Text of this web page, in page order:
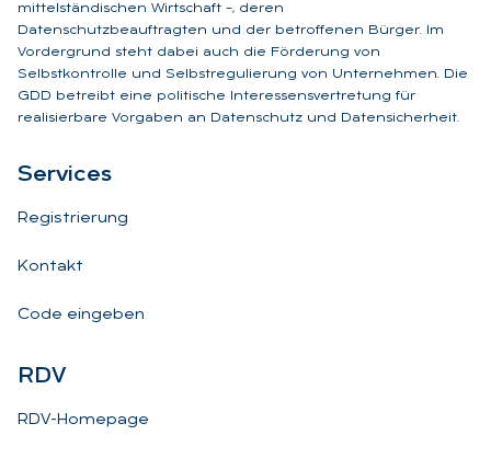
mittelständischen Wirtschaft –, deren
Datenschutzbeauftragten und der betroffenen Bürger. Im
Vordergrund steht dabei auch die Förderung von
Selbstkontrolle und Selbstregulierung von Unternehmen. Die
GDD betreibt eine politische Interessensvertretung für
realisierbare Vorgaben an Datenschutz und Datensicherheit.
Ser­vices
Registrierung
Kontakt
Code eingeben
RDV
RDV-Homepage